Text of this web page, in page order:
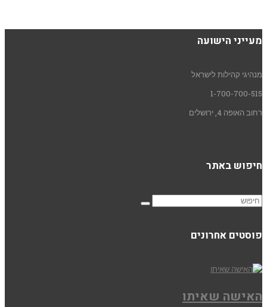
מעייני הישועה
מנהיגי קהילות לישראל
1-700-700-515
רחוב האופה 4, ירושלים
חיפוש באתר
פוסטים אחרונים
האישה שאיתו